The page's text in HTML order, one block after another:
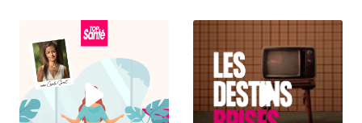
Comment l'intelligence artificielle
devient un confident pour les jeunes
00:03:16 - IL Y A 1 MOIS
Aujourd'hui, on met de côté les puces et les
serveurs pour parler de sentiments. L'intelligence